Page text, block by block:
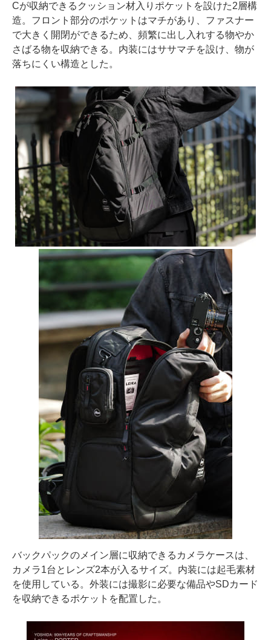
Cが収納できるクッション材入りポケットを設けた2層構
造。フロント部分のポケットはマチがあり、ファスナー
で大きく開閉ができるため、頻繁に出し入れする物やか
さばる物を収納できる。内装にはササマチを設け、物が
落ちにくい構造とした。
バックパックのメイン層に収納できるカメラケースは、
カメラ1台とレンズ2本が入るサイズ。内装には起毛素材
を使用している。外装には撮影に必要な備品やSDカード
を収納できるポケットを配置した。